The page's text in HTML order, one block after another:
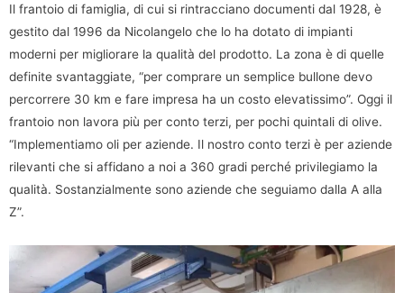
Il frantoio di famiglia, di cui si rintracciano documenti dal 1928, è
gestito dal 1996 da Nicolangelo che lo ha dotato di impianti
moderni per migliorare la qualità del prodotto. La zona è di quelle
definite svantaggiate, “per comprare un semplice bullone devo
percorrere 30 km e fare impresa ha un costo elevatissimo”. Oggi il
frantoio non lavora più per conto terzi, per pochi quintali di olive.
“Implementiamo oli per aziende. Il nostro conto terzi è per aziende
rilevanti che si affidano a noi a 360 gradi perché privilegiamo la
qualità. Sostanzialmente sono aziende che seguiamo dalla A alla
Z”.